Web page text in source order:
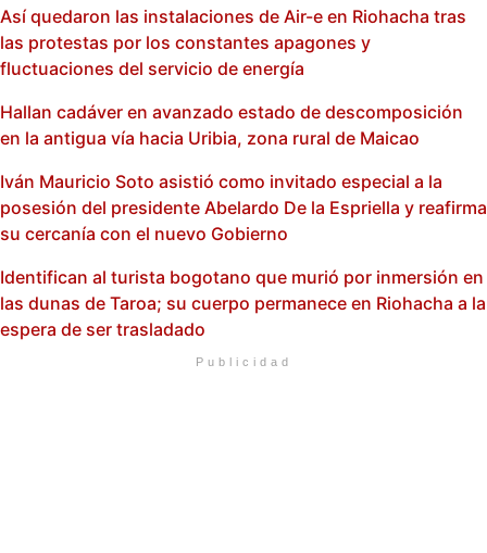
Así quedaron las instalaciones de Air-e en Riohacha tras
las protestas por los constantes apagones y
fluctuaciones del servicio de energía
Hallan cadáver en avanzado estado de descomposición
en la antigua vía hacia Uribia, zona rural de Maicao
Iván Mauricio Soto asistió como invitado especial a la
posesión del presidente Abelardo De la Espriella y reafirma
su cercanía con el nuevo Gobierno
Identifican al turista bogotano que murió por inmersión en
las dunas de Taroa; su cuerpo permanece en Riohacha a la
espera de ser trasladado
Publicidad